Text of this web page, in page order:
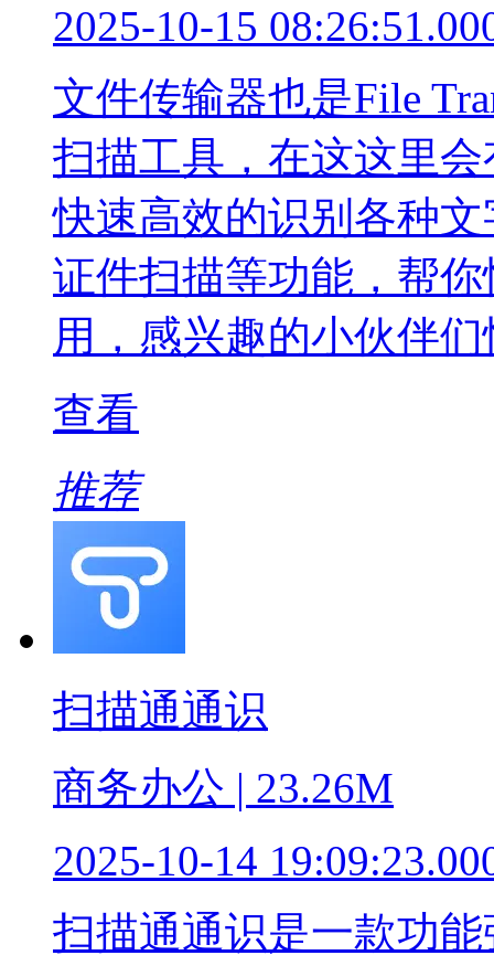
2025-10-15
文件传输器也是File
扫描工具，在这这里
快速高效的识别各种
证件扫描等功能，帮
用，感兴趣的小伙伴
查看
推荐
扫描通通识
商务办公 | 23.26M
2025-10-14
扫描通通识是一款功